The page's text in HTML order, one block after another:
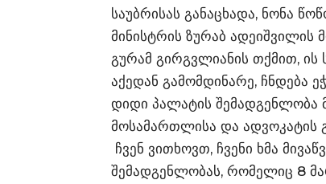
საუბრისას განაცხადა, ნონა
მინისტრის ზურაბ ადეიშვილის
გურამ გირგვლიანის თქმით, ის
აქედან გამომდინარე, ჩნდება
დიდი პალატის შემადგენლობა
მოსამართლისა და ადვოკატის
ჩვენ ვითხოვთ, ჩვენი ხმა
შემადგენლობას, რომელიც 8